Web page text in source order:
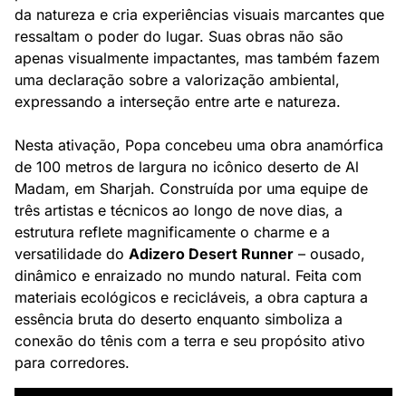
da natureza e cria experiências visuais marcantes que
ressaltam o poder do lugar. Suas obras não são
apenas visualmente impactantes, mas também fazem
uma declaração sobre a valorização ambiental,
expressando a interseção entre arte e natureza.
Nesta ativação, Popa concebeu uma obra anamórfica
de 100 metros de largura no icônico deserto de Al
Madam, em Sharjah. Construída por uma equipe de
três artistas e técnicos ao longo de nove dias, a
estrutura reflete magnificamente o charme e a
versatilidade do Adizero Desert Runner – ousado,
dinâmico e enraizado no mundo natural. Feita com
materiais ecológicos e recicláveis, a obra captura a
essência bruta do deserto enquanto simboliza a
conexão do tênis com a terra e seu propósito ativo
para corredores.